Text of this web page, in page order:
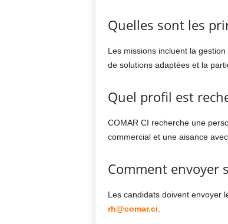
Quelles sont les
Les missions incluent la
de solutions adaptées et la
Quel profil est
COMAR CI recherche une
commercial et une aisance
Comment envoyer
Les candidats doivent envoyer
rh@comar.ci